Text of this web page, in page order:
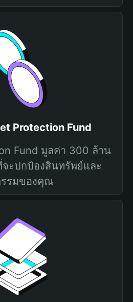
Protection Fund
Fund มูลค่า 300 ล้าน
ะปกป้องสินทรัพย์และ
รรมของคุณ